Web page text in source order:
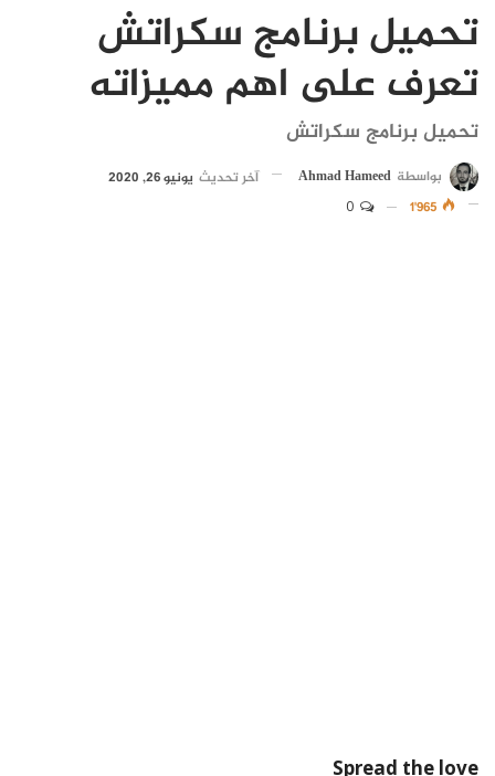
تحميل برنامج سكراتش
تعرف على اهم مميزاته
تحميل برنامج سكراتش
بواسطة Ahmad Hameed آخر تحديث يونيو 26, 2020
Spread the love